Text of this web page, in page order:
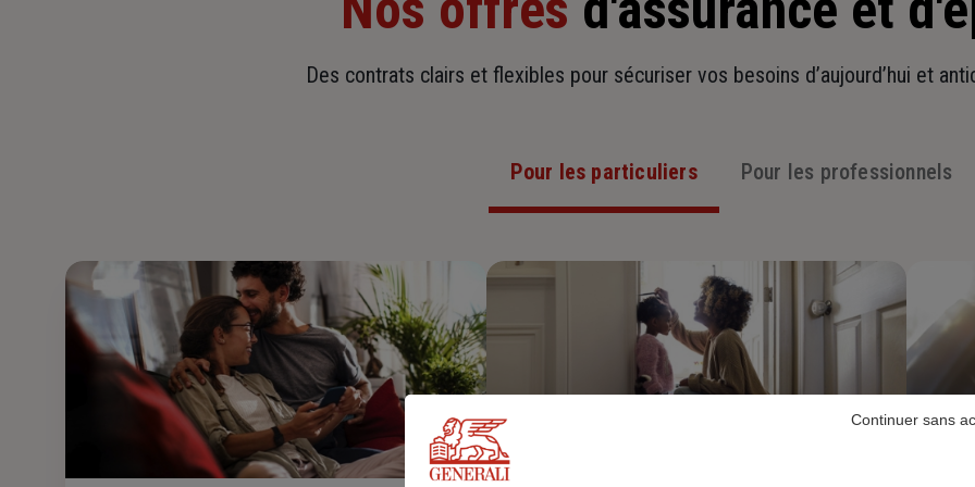
Des contrats clairs et flexibles pour sécuriser vos besoins d’aujourd’hui et
Pour les particuliers Pour les professionnels
Continuer sans